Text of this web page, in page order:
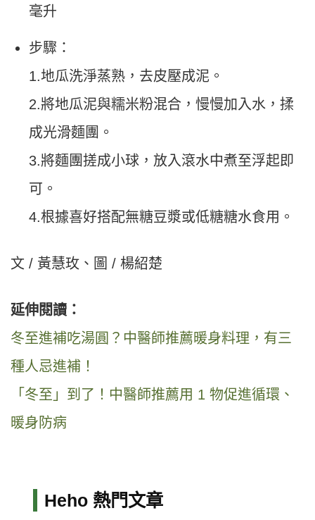
毫升
步驟：
1.地瓜洗淨蒸熟，去皮壓成泥。
2.將地瓜泥與糯米粉混合，慢慢加入水，揉
成光滑麵團。
3.將麵團搓成小球，放入滾水中煮至浮起即
可。
4.根據喜好搭配無糖豆漿或低糖糖水食用。
文 / 黃慧玫、圖 / 楊紹楚
延伸閱讀：
冬至進補吃湯圓？中醫師推薦暖身料理，有三
種人忌進補！
「冬至」到了！中醫師推薦用 1 物促進循環、
暖身防病
Heho 熱門文章